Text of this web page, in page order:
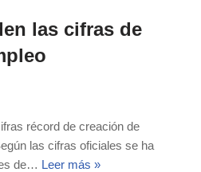
las cifras de
récord de creación de
las cifras oficiales se ha
de… Leer más »